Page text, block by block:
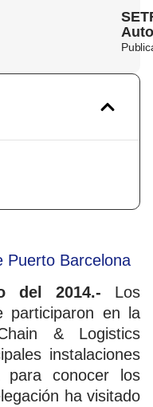
del 2014.- Los
participaron en la
& Logistics
instalaciones
para conocer los
ha visitado